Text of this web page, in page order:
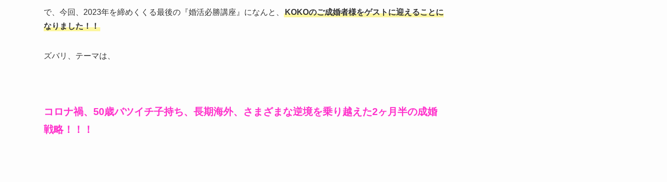
で、今回、2023年を締めくくる最後の『婚活必勝講座』になんと、
KOKOのご成婚者様をゲストに迎えることに
なりました！！
ズバリ、テーマは、
コロナ禍、50歳バツイチ子持ち、長期海外、さまざまな逆境を乗り越えた2ヶ月半の成婚
戦略！！！